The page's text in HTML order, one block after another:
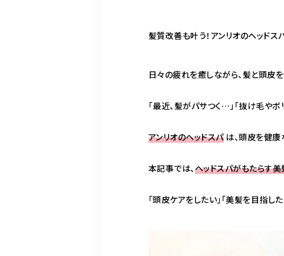
髪質改善も叶う！アンリオのヘッドス
日々の疲れを癒しながら、髪と頭皮
「最近、髪がパサつく…」「抜け毛や
アンリオのヘッドスパは、頭皮を健康
本記事では、ヘッドスパがもたらす
「頭皮ケアをしたい」「美髪を目指し